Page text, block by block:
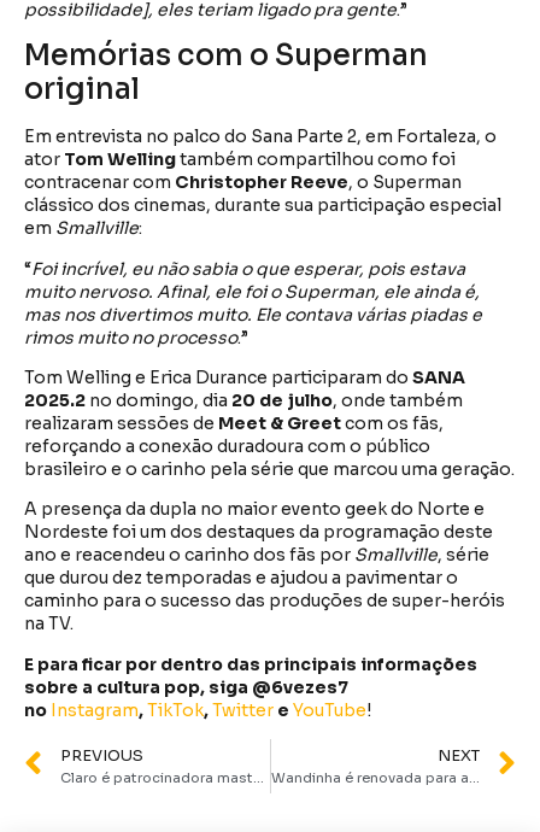
possibilidade], eles teriam ligado pra gente.”
Memórias com o Superman
original
Em entrevista no palco do Sana Parte 2, em Fortaleza, o
ator Tom Wellingtambém compartilhou como foi
contracenar com Christopher Reeve, o Superman
clássico dos cinemas, durante sua participação especial
em Smallville:
“Foi incrível, eu não sabia o que esperar, pois estava
muito nervoso. Afinal, ele foi o Superman, ele ainda é,
mas nos divertimos muito. Ele contava várias piadas e
rimos muito no processo.”
Tom Welling e Erica Durance participaram do SANA
2025.2 no domingo, dia 20 de julho, onde também
realizaram sessões de Meet & Greetcom os fãs,
reforçando a conexão duradoura com o público
brasileiro e o carinho pela série que marcou uma geração.
A presença da dupla no maior evento geek do Norte e
Nordeste foi um dos destaques da programação deste
ano e reacendeu o carinho dos fãs por Smallville, série
que durou dez temporadas e ajudou a pavimentar o
caminho para o sucesso das produções de super-heróis
na TV.
E para ficar por dentro das principais informações
sobre a cultura pop, siga @6vezes7
no Instagram,TikTok,Twitter e YouTube!
PREVIOUS
Claro é patrocinadora master do SANA 2025 e os clientes tem benefícios no evento
NEXT
Wandinha é renovada para a 3ª temporada antes mesmo da estreia da segunda